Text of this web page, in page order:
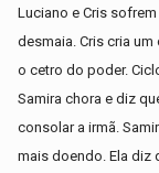
Luciano e Cris
desmaia. Cris cria
o cetro do poder.
Samira chora e diz
consolar a irmã.
mais doendo. Ela diz